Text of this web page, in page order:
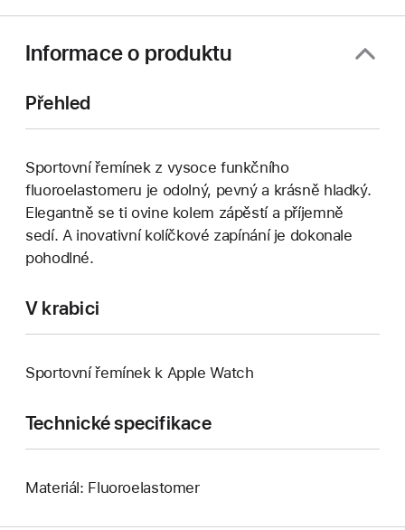
Informace o produktu
Přehled
Sportovní řemínek z vysoce funkčního
fluoroelastomeru je odolný, pevný a krásně hladký.
Elegantně se ti ovine kolem zápěstí a příjemně
sedí. A inovativní kolíčkové zapínání je dokonale
pohodlné.
V krabici
Sportovní řemínek k Apple Watch
Technické specifikace
Materiál: Fluoroelastomer